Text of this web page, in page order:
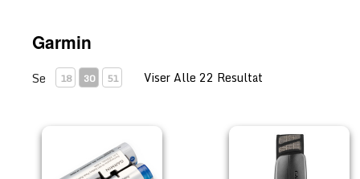
Garmin
Se 18 30 51 Viser Alle 22 Resultat